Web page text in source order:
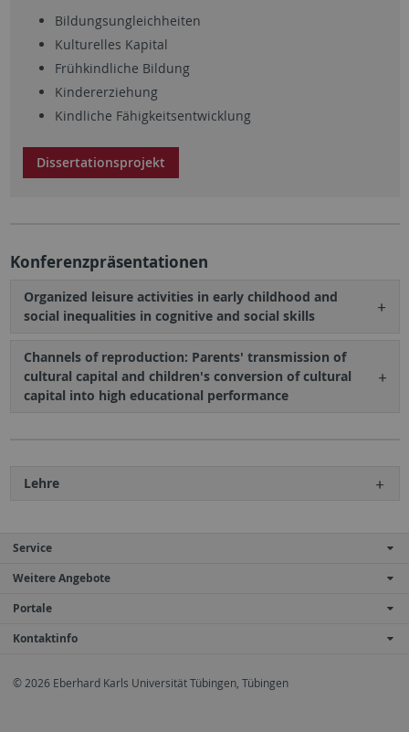
Bildungsungleichheiten
Kulturelles Kapital
Frühkindliche Bildung
Kindererziehung
Kindliche Fähigkeitsentwicklung
Dissertationsprojekt
Konferenzpräsentationen
Organized leisure activities in early childhood and
social inequalities in cognitive and social skills
Channels of reproduction: Parents' transmission of
cultural capital and children's conversion of cultural
capital into high educational performance
Lehre
Service
Weitere Angebote
Portale
Kontaktinfo
© 2026 Eberhard Karls Universität Tübingen, Tübingen